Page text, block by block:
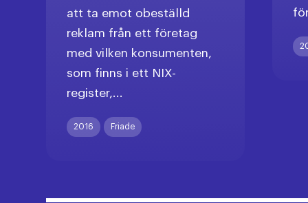
att ta emot obeställd
reklam från ett företag
med vilken konsumenten,
som finns i ett NIX-
register,...
2016 Friade